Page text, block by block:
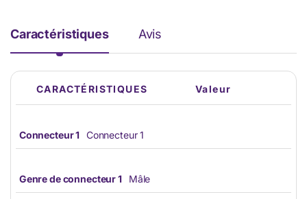
Caractéristiques Avis
CARACTÉRISTIQUES Valeur
Connecteur 1 Connecteur 1
Genre de connecteur 1 Mâle